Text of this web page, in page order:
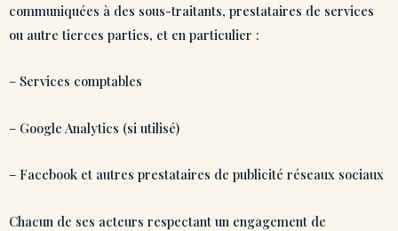
communiquées à des sous-traitants, prestataires de services
ou autre tierces parties, et en particulier :
– Services comptables
– Google Analytics (si utilisé)
– Facebook et autres prestataires de publicité réseaux sociaux
Chacun de ses acteurs respectant un engagement de